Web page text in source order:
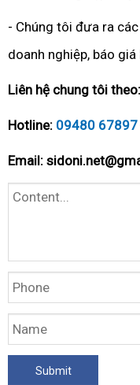
- Chúng tôi đưa ra
doanh nghiệp, báo
Liên hệ chung tôi theo:
Hotline: 09480 67897
Email: